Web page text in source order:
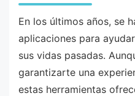
En los últimos años, se
aplicaciones para
sus vidas pasadas.
garantizarte una
estas herramientas